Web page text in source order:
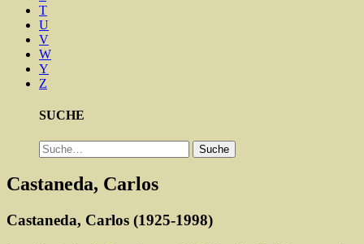
T
U
V
W
Y
Z
SUCHE
Suche Suche
Castaneda, Carlos
Castaneda, Carlos (1925-1998)